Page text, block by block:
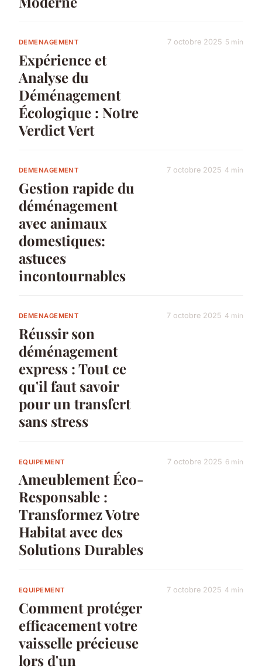
DEMENAGEMENT
Expérience et
Analyse du
Déménagement
Écologique : Notre
Verdict Vert
7 octobre 2025 5 min
DEMENAGEMENT
Gestion rapide du
déménagement
avec animaux
domestiques:
astuces
incontournables
7 octobre 2025 4 min
DEMENAGEMENT
Réussir son
déménagement
express : Tout ce
qu'il faut savoir
pour un transfert
sans stress
7 octobre 2025 4 min
EQUIPEMENT
Ameublement Éco-
Responsable :
Transformez Votre
Habitat avec des
Solutions Durables
7 octobre 2025 6 min
EQUIPEMENT
Comment protéger
efficacement votre
vaisselle précieuse
lors d'un
7 octobre 2025 4 min